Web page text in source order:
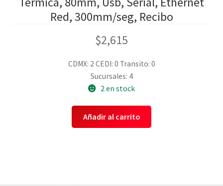
Red, 300mm/seg, Recibo
$2,615
CDMX: 2 CEDI: 0 Transito: 0
Sucursales: 4
2 en stock
Añadir al carrito